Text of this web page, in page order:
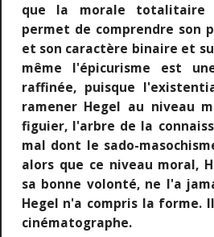
que la morale totalitaire
permet de comprendre son
et son caractère binaire et
même l'épicurisme est
raffinée, puisque
ramener Hegel au niveau
figuier, l'arbre de la
mal dont le sado-
alors que ce niveau moral,
sa bonne volonté, ne l'a
Hegel n'a compris la forme.
cinématographe.